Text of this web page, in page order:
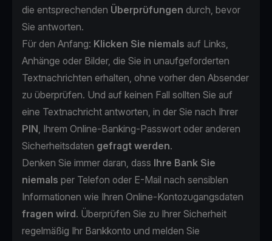
die entsprechenden Überprüfungen durch, bevor
Sie antworten.
Für den Anfang: Klicken Sie niemals auf Links,
Anhänge oder Bilder, die Sie in unaufgeforderten
Textnachrichten erhalten, ohne vorher den Absender
zu überprüfen. Und auf keinen Fall sollten Sie auf
eine Textnachricht antworten, in der Sie nach Ihrer
PIN, Ihrem Online-Banking-Passwort oder anderen
Sicherheitsdaten gefragt werden.
Denken Sie immer daran, dass Ihre Bank Sie
niemals per Telefon oder E-Mail nach sensiblen
Informationen wie Ihren Online-Kontozugangsdaten
fragen wird. Überprüfen Sie zu Ihrer Sicherheit
regelmäßig Ihr Bankkonto und melden Sie